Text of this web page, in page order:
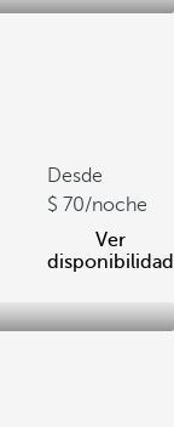
Desde
70/noche
Ver
disponibilidad